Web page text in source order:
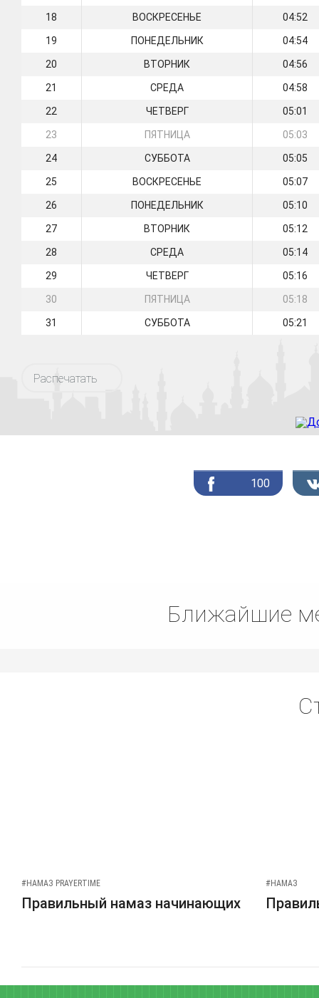
18 ВОСКРЕСЕНЬЕ 04:52
19 ПОНЕДЕЛЬНИК 04:54
20 ВТОРНИК 04:56
21 СРЕДА 04:58
22 ЧЕТВЕРГ 05:01
23 ПЯТНИЦА 05:03
24 СУББОТА 05:05
25 ВОСКРЕСЕНЬЕ 05:07
26 ПОНЕДЕЛЬНИК 05:10
27 ВТОРНИК 05:12
28 СРЕДА 05:14
29 ЧЕТВЕРГ 05:16
30 ПЯТНИЦА 05:18
31 СУББОТА 05:21
Распечатать
100
Ближайшие
#НАМАЗ PRAYERTIME
Правильный намаз начинающих
#НАМАЗ